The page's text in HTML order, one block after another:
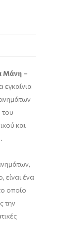
Μάνη –
του
και
είναι ένα
οποίο
την